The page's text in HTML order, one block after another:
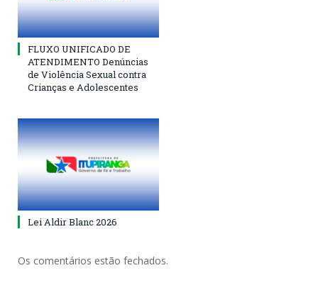
FLUXO UNIFICADO DE
ATENDIMENTO Denúncias
de Violência Sexual contra
Crianças e Adolescentes
Lei Aldir Blanc 2026
Os comentários estão fechados.